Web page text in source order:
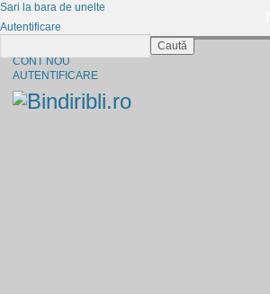
CONT NOU
AUTENTIFICARE
Sari la bara de unelte
Autentificare
Caută